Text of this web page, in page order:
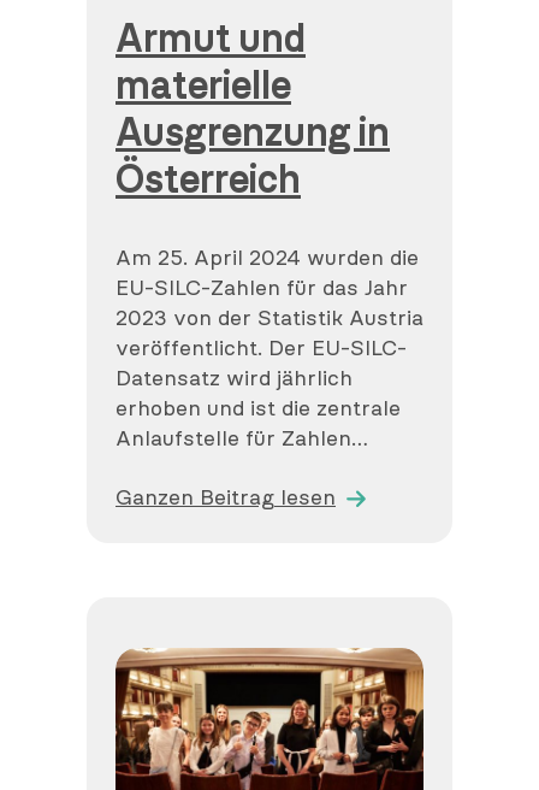
Armut und
materielle
Ausgrenzung in
Österreich
Am 25. April 2024 wurden die
EU-SILC-Zahlen für das Jahr
2023 von der Statistik Austria
veröffentlicht. Der EU-SILC-
Datensatz wird jährlich
erhoben und ist die zentrale
Anlaufstelle für Zahlen…
Ganzen Beitrag lesen